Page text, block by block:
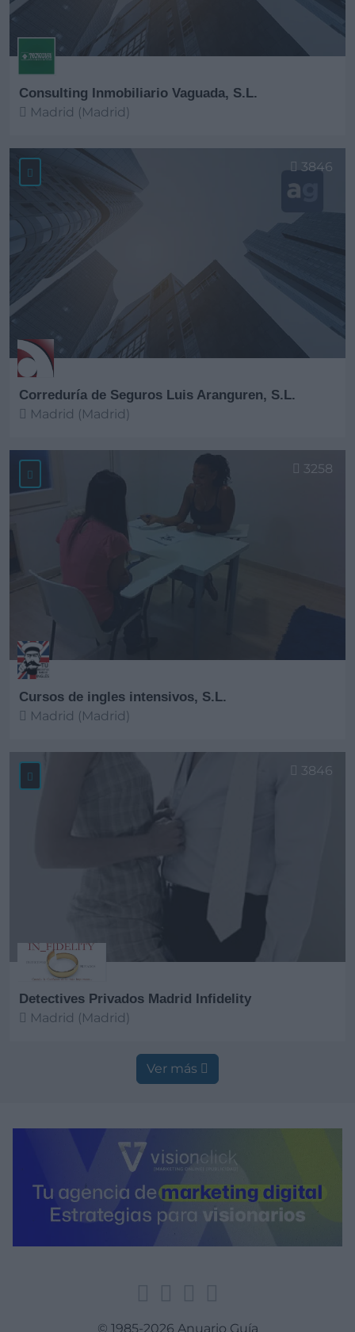
Consulting Inmobiliario Vaguada, S.L.
Madrid (Madrid)
Ver más
Correduría de Seguros Luis Aranguren, S.L.
Madrid (Madrid)
Ver más
3846
Cursos de ingles intensivos, S.L.
Madrid (Madrid)
Ver más
3258
Detectives Privados Madrid Infidelity
Madrid (Madrid)
3846
Ver más
© 1985-2026 Anuario Guía